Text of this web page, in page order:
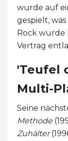
wurde auf
gespielt,
Rock wurde
Vertrag
'Teufel
Multi-
Seine
Methode
Zuhälter